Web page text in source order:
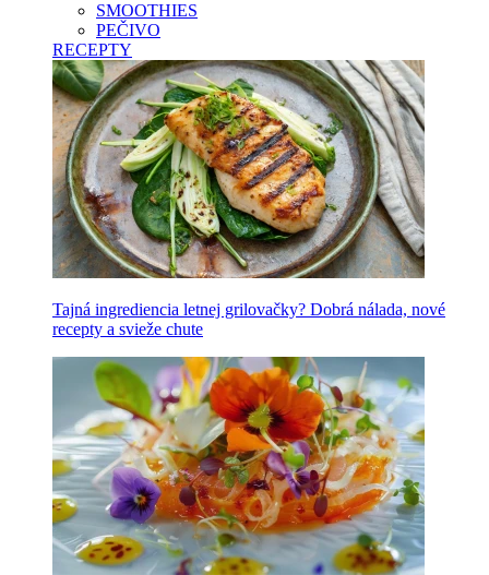
SMOOTHIES
PEČIVO
RECEPTY
Tajná ingrediencia letnej grilovačky? Dobrá nálada, nové
recepty a svieže chute